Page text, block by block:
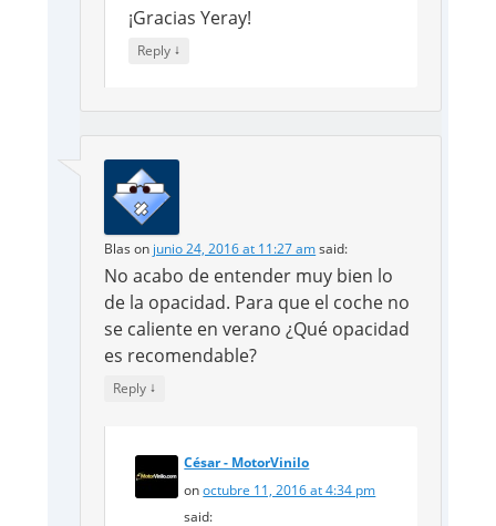
¡Gracias Yeray!
Reply ↓
Blas on junio 24, 2016 at 11:27 amsaid:
No acabo de entender muy bien lo
de la opacidad. Para que el coche no
se caliente en verano ¿Qué opacidad
es recomendable?
Reply ↓
César - MotorVinilo
onoctubre 11, 2016 at 4:34 pm
said: